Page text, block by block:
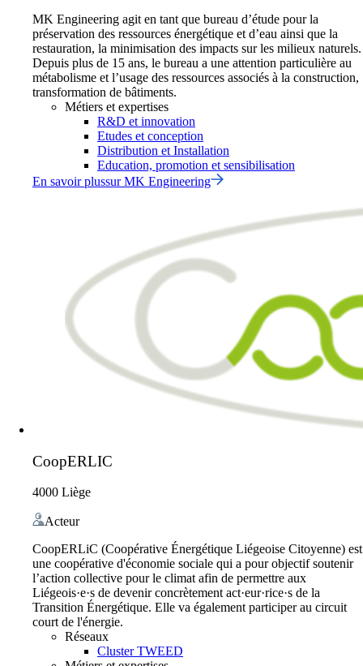
MK Engineering agit en tant que bureau d’étude pour la
préservation des ressources énergétique et d’eau ainsi que la
restauration, la minimisation des impacts sur les milieux naturels.
Depuis plus de 15 ans, le bureau a une attention particulière au
métabolisme et l’usage des ressources associés à la construction,
transformation de bâtiments.
Métiers et expertises
R&D et innovation
Etudes et conception
Distribution et Installation
Education, promotion et sensibilisation
En savoir plussurMK Engineering
CoopERLIC
4000 Liège
Acteur
CoopERLiC (Coopérative Énergétique Liégeoise Citoyenne) est
une coopérative d'économie sociale qui a pour objectif soutenir
l’action collective pour le climat afin de permettre aux
Liégeois·e·s de devenir concrètement act·eur·rice·s de la
Transition Énergétique. Elle va également participer au circuit
court de l'énergie.
Réseaux
Cluster TWEED